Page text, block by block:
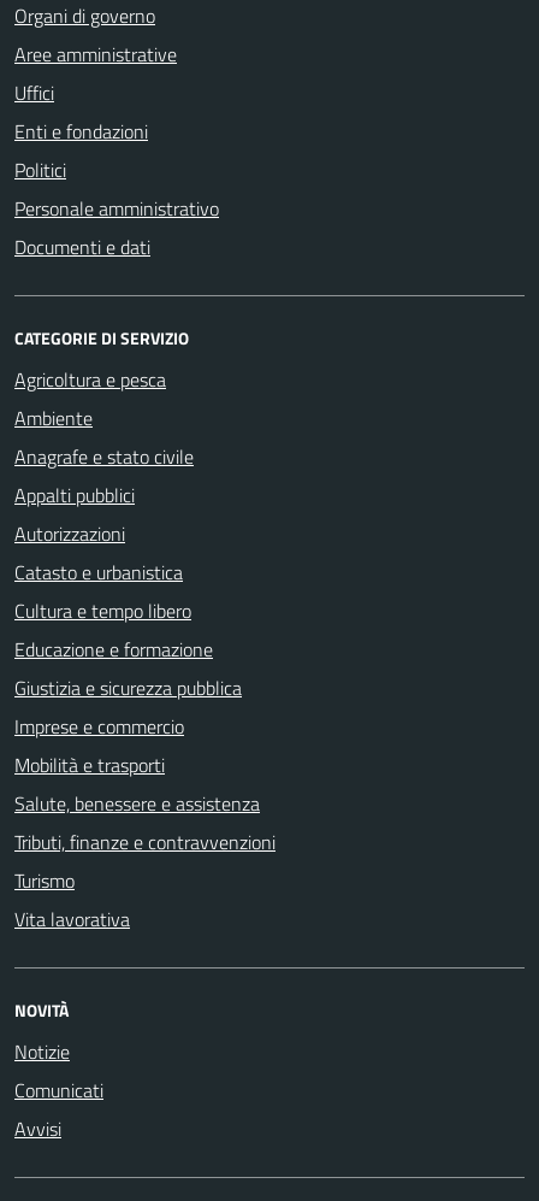
Organi di governo
Aree amministrative
Uffici
Enti e fondazioni
Politici
Personale amministrativo
Documenti e dati
CATEGORIE DI SERVIZIO
Agricoltura e pesca
Ambiente
Anagrafe e stato civile
Appalti pubblici
Autorizzazioni
Catasto e urbanistica
Cultura e tempo libero
Educazione e formazione
Giustizia e sicurezza pubblica
Imprese e commercio
Mobilità e trasporti
Salute, benessere e assistenza
Tributi, finanze e contravvenzioni
Turismo
Vita lavorativa
NOVITÀ
Notizie
Comunicati
Avvisi